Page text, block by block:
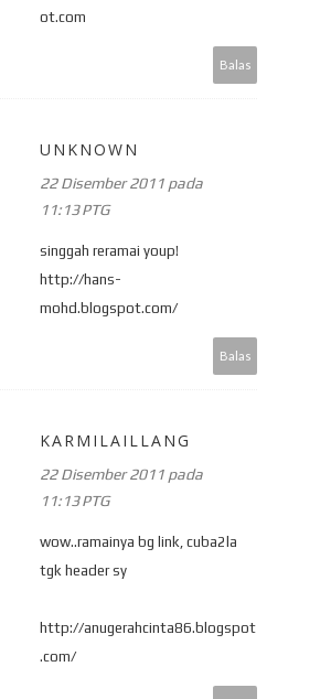
ot.com
Balas
UNKNOWN
22 Disember 2011 pada
11:13 PTG
singgah reramai youp!
http://hans-
mohd.blogspot.com/
Balas
KARMILAILLANG
22 Disember 2011 pada
11:13 PTG
wow..ramainya bg link, cuba2la
tgk header sy
http://anugerahcinta86.blogspot
.com/